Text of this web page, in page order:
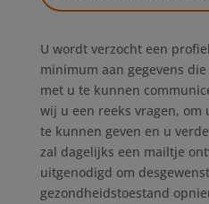
U wordt verzocht een
minimum aan gegevens
met u te kunnen
wij u een reeks vragen,
te kunnen geven en u
zal dagelijks een mailtje
uitgenodigd om
gezondheidstoestand